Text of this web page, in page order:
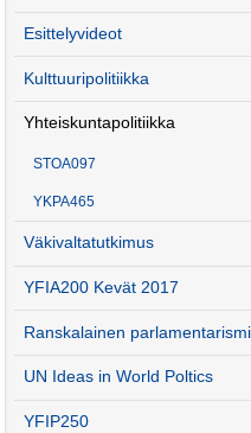
Esittelyvideot
Kulttuuripolitiikka
Yhteiskuntapolitiikka
STOA097
YKPA465
Väkivaltatutkimus
YFIA200 Kevät 2017
Ranskalainen
UN Ideas in World Poltics
YFIP250